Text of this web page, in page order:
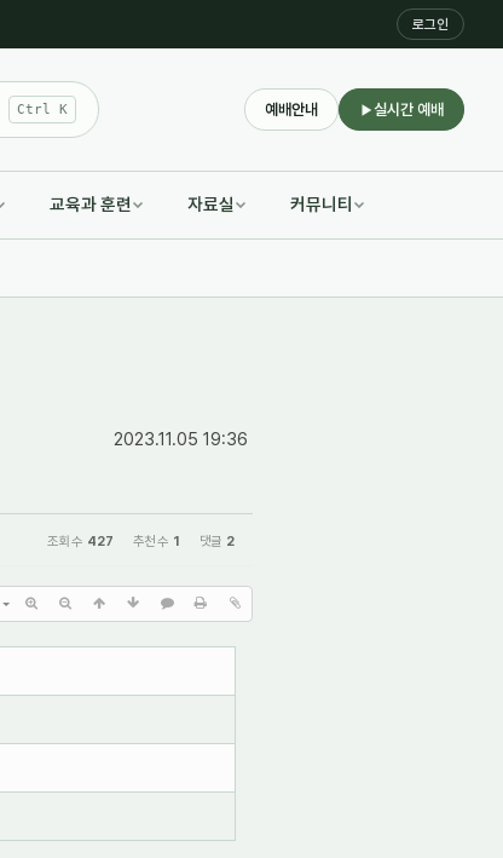
로그인
Ctrl K 예배안내 실시간 예배
교육과 훈련 자료실 커뮤니티
2023.11.05 19:36
조회 수 427 추천 수 1 댓글 2